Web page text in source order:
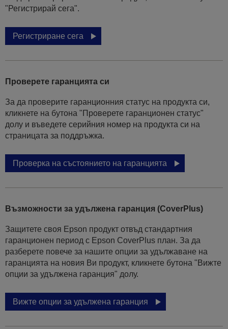
"Регистрирай сега".
Регистриране сега
Проверете гаранцията си
За да проверите гаранционния статус на продукта си,
кликнете на бутона "Проверете гаранционен статус"
долу и въведете серийния номер на продукта си на
страницата за поддръжка.
Проверка на състоянието на гаранцията
Възможности за удължена гаранция (CoverPlus)
Защитете своя Epson продукт отвъд стандартния
гаранционен период с Epson CoverPlus план. За да
разберете повече за нашите опции за удължаване на
гаранцията на новия Ви продукт, кликнете бутона "Вижте
опции за удължена гаранция" долу.
Вижте опции за удължена гаранция